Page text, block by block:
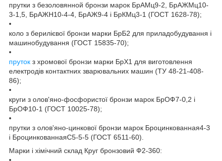
прутки з безоловянной бронзи марок БрАМц9-2, БрАЖМц10-
3-1,5, БрАЖН10-4-4, БрАЖ9-4 і БрКМц3-1 (ГОСТ 1628-78);
•
коло з берилієвої бронзи марки БрБ2 для приладобудування і
машинобудування (ГОСТ 15835-70);
•
пруток з хромової бронзи марки БрХ1 для виготовлення
електродів контактних зварювальних машин (ТУ 48-21-408-
86);
•
круги з олов'яно-фосфористої бронзи марок БрОФ7-0,2 і
БрОФ10-1 (ГОСТ 10025-78);
•
прутки з олов'яно-цинкової бронзи марок Броцинкованная4-3
і БроцинкованнаяС5-5-5 (ГОСТ 6511-60).
Марки і хімічний склад Круг бронзовий Ф2-360: